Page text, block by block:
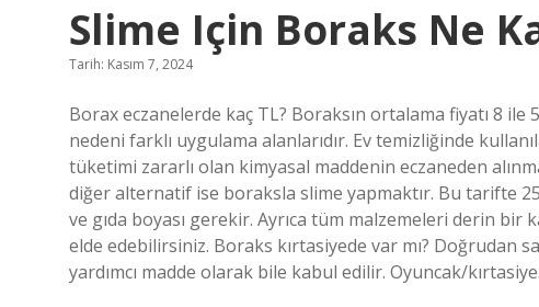
Slime Için Boraks Ne
Tarih: Kasım 7, 2024
Borax eczanelerde kaç TL? Boraksın ortalama fiyatı 8 ile
nedeni farklı uygulama alanlarıdır. Ev temizliğinde
tüketimi zararlı olan kimyasal maddenin eczaneden
diğer alternatif ise boraksla slime yapmaktır. Bu tarifte
ve gıda boyası gerekir. Ayrıca tüm malzemeleri derin bir
elde edebilirsiniz. Boraks kırtasiyede var mı? Doğrudan
yardımcı madde olarak bile kabul edilir. Oyuncak/